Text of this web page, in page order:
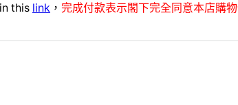
this link ， 完成付款表示閣下完全同意本店購